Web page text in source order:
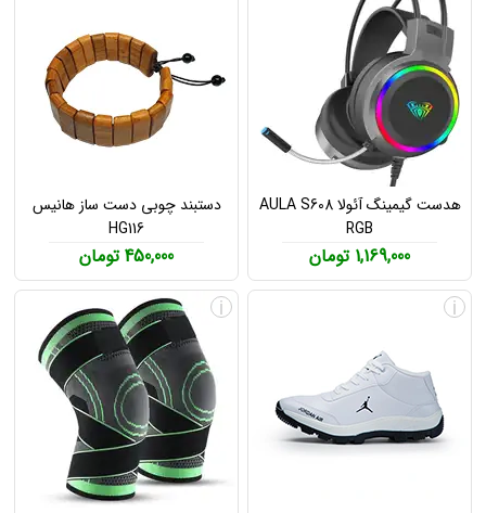
هدست گیمینگ آئولا AULA S608
RGB
1,169,000 تومان
دستبند چوبی دست ساز هانیس
HG116
450,000 تومان
i
i